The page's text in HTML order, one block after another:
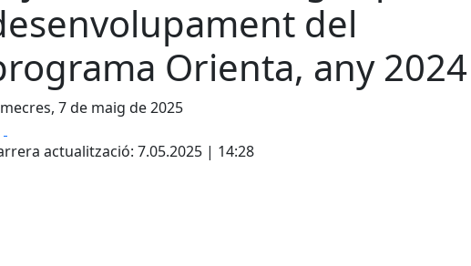
del
Orienta, any 2024
7 de maig de 2025
actualització: 7.05.2025 | 14:28